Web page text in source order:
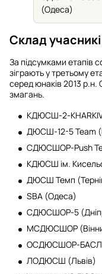
(Одеса)
Склад
За підсумками етапів
зіграють у третьому
серед юнаків 2013
змагань.
КДЮСШ-2-
ДЮСШ-12-5 Team
СДЮСШОР-Push
КДЮСШ ім.
ДЮСШ Темп
SBA (Одеса)
СДЮСШОР-5
МСДЮСШОР
ОСДЮСШОР-БАСЛ
ЛОДЮСШ (Львів)